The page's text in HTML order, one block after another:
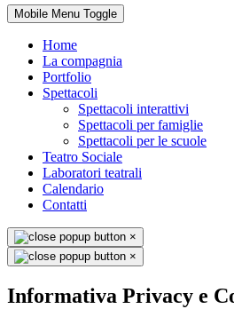
Mobile Menu Toggle
Home
La compagnia
Portfolio
Spettacoli
Spettacoli interattivi
Spettacoli per famiglie
Spettacoli per le scuole
Teatro Sociale
Laboratori teatrali
Calendario
Contatti
×
×
Informativa Privacy e